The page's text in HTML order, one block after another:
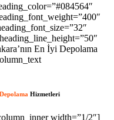
En İyi Depolama
Hizmetleri